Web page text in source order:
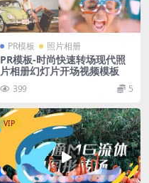
PR模板 照片相册
PR模板-时尚快速转场现代照
片相册幻灯片开场视频模板
399 5
VIP